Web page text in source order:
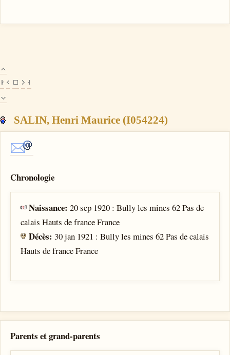
SALIN, Henri Maurice (I054224)
Chronologie
Naissance:20 sep 1920 : Bully les mines 62 Pas de
calais Hauts de france France
Décès:30 jan 1921 : Bully les mines 62 Pas de calais
Hauts de france France
Parents et grand-parents